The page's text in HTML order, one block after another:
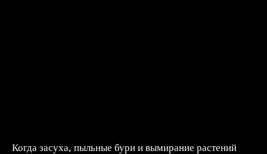
Когда засуха, пыльные бури и вымирание растений